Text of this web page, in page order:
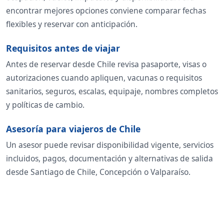
encontrar mejores opciones conviene comparar fechas
flexibles y reservar con anticipación.
Requisitos antes de viajar
Antes de reservar desde Chile revisa pasaporte, visas o
autorizaciones cuando apliquen, vacunas o requisitos
sanitarios, seguros, escalas, equipaje, nombres completos
y políticas de cambio.
Asesoría para viajeros de Chile
Un asesor puede revisar disponibilidad vigente, servicios
incluidos, pagos, documentación y alternativas de salida
desde Santiago de Chile, Concepción o Valparaíso.